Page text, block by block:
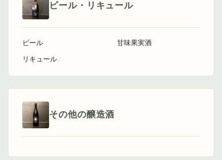
ビール・リキュール
ビール
リキュール
甘味果実酒
その他の醸造酒